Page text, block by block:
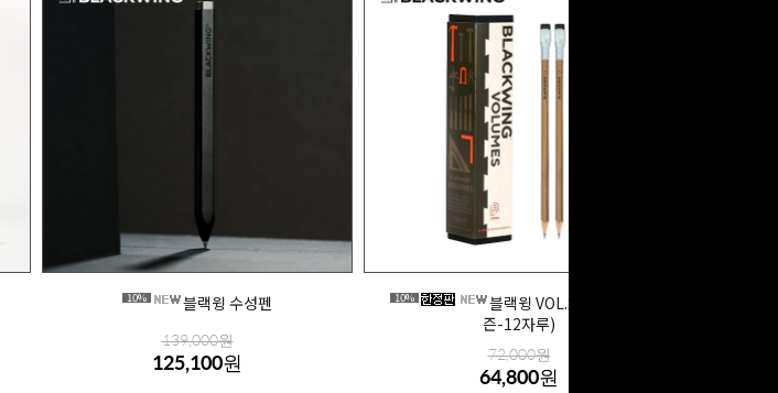
10% 블랙윙 수성펜
139,000원
125,100원
10%
블랙윙 VOL.21 연필 (1더
즌-12자루)
72,000원
64,800원